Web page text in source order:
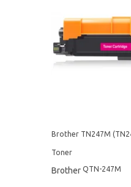
Brother TN247M
Toner
Brother QTN-247M